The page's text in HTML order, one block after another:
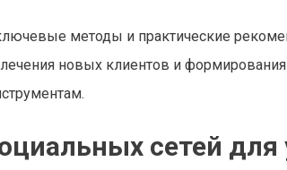
методы и практические
новых клиентов и
сетей